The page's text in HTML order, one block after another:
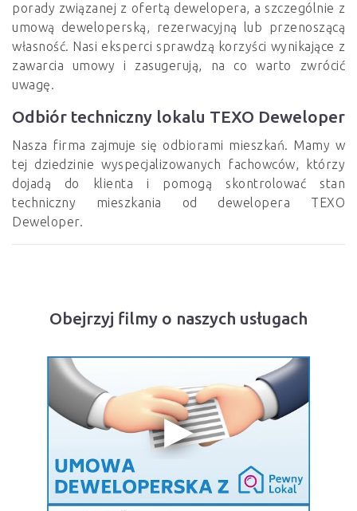
porady związanej z ofertą dewelopera, a szczególnie z
umową deweloperską, rezerwacyjną lub przenoszącą
własność. Nasi eksperci sprawdzą korzyści wynikające z
zawarcia umowy i zasugerują, na co warto zwrócić
uwagę.
Odbiór techniczny lokalu TEXO Deweloper
Nasza firma zajmuje się odbiorami mieszkań. Mamy w
tej dziedzinie wyspecjalizowanych fachowców, którzy
dojadą do klienta i pomogą skontrolować stan
techniczny mieszkania od dewelopera TEXO
Deweloper.
Obejrzyj filmy o naszych usługach